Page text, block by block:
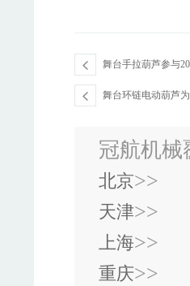
舞台手拉葫芦参与
舞台环链电动葫芦
冠航机械
北京>>
天津>>
上海>>
重庆>>